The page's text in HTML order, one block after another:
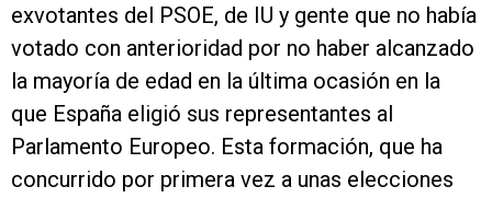
exvotantes del PSOE, de IU y gente que no había
votado con anterioridad por no haber alcanzado
la mayoría de edad en la última ocasión en la
que España eligió sus representantes al
Parlamento Europeo. Esta formación, que ha
concurrido por primera vez a unas elecciones